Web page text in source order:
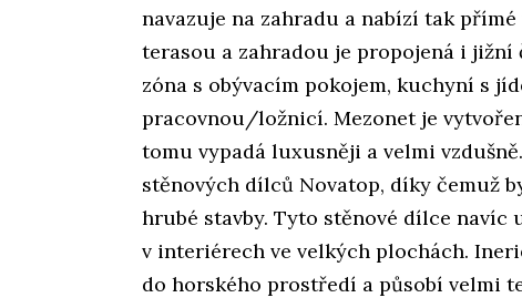
navazuje na zahradu a nabízí tak
terasou a zahradou je propojená i jižní
zóna s obývacím pokojem, kuchyní s
pracovnou/ložnicí. Mezonet je
tomu vypadá luxusněji a velmi
stěnových dílců Novatop, díky čemuž
hrubé stavby. Tyto stěnové dílce
v interiérech ve velkých plochách.
do horského prostředí a působí velmi